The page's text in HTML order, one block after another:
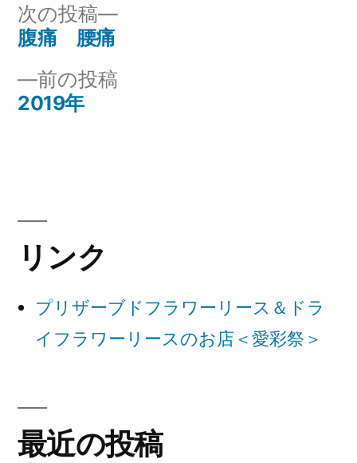
投
稿
ー
シ
ョ
前の投稿
2019年
次の投稿
次
腹痛 腰痛
リンク
プリザーブドフラワーリース＆ドラ
イフラワーリースのお店＜愛彩祭＞
最近の投稿